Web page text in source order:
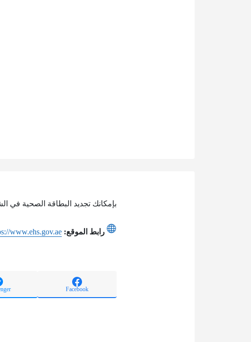
بإمكانك تجديد البطاقة الصحية في
رابط الموقع: www.ehs.gov.ae
Facebook